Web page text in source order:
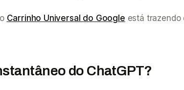
Carrinho Universal do Google está trazendo
do ChatGPT?